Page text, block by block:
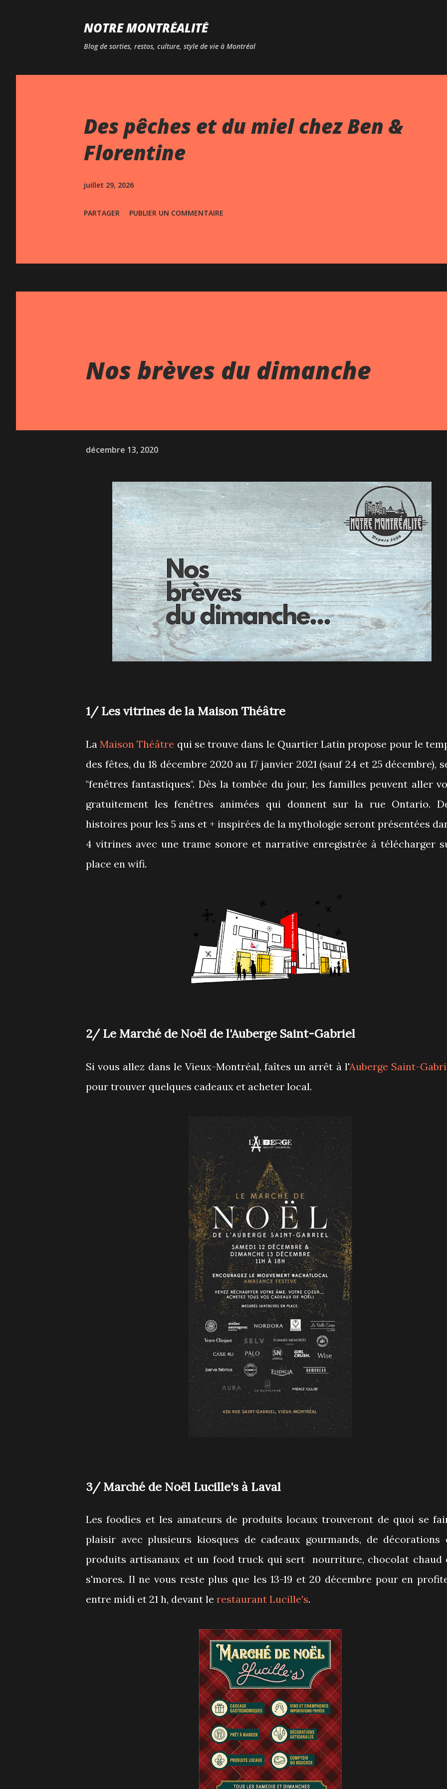
NOTRE MONTRÉALITÉ
Blog de sorties, restos, culture, style de vie à Montréal
Des pêches et du miel chez Ben &
Florentine
juillet 29, 2026
PARTAGER PUBLIER UN COMMENTAIRE
Nos brèves du dimanche
décembre 13, 2020
1/ Les vitrines de la Maison Théâtre
LaMaison Théâtre qui se trouve dans le Quartier Latin propose pour le
des fêtes, du 18 décembre 2020 au 17 janvier 2021 (sauf 24 et 25 décembre),
"fenêtres fantastiques". Dès la tombée du jour, les familles peuvent aller
gratuitement les fenêtres animées qui donnent sur la rue Ontario.
histoires pour les 5 ans et + inspirées de la mythologie seront présentées
4 vitrines avec une trame sonore et narrative enregistrée à télécharger
place en wifi.
2/ Le Marché de Noël de l'Auberge Saint-Gabriel
Si vous allez dans le Vieux-Montréal, faîtes un arrêt à l'Auberge Saint-
pour trouver quelques cadeaux et acheter local.
3/ Marché de Noël Lucille's à Laval
Les foodies et les amateurs de produits locaux trouveront de quoi se
plaisir avec plusieurs kiosques de cadeaux gourmands, de décorations
produits artisanaux et un food truck qui sert nourriture, chocolat chaud
s'mores. Il ne vous reste plus que les 13-19 et 20 décembre pour en
entre midi et 21 h, devant le restaurant Lucille's.